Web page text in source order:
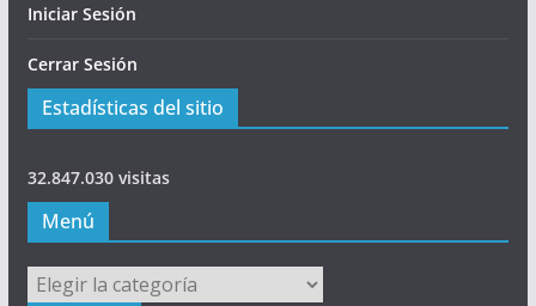
Iniciar Sesión
Cerrar Sesión
Estadísticas del sitio
32.847.030 visitas
Menú
Menú